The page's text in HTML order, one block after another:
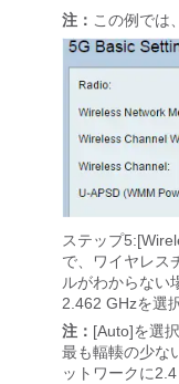
注： この例では
ステップ5:[
で、ワイヤレス
ルがわからない
2.462 GHzを選
注： [Auto]を選
最も輻輳の少な
ットワークに